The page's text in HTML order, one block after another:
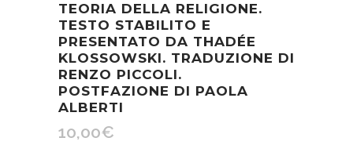
TEORIA DELLA RELIGIONE.
TESTO STABILITO E
PRESENTATO DA THADÉE
KLOSSOWSKI. TRADUZIONE DI
RENZO PICCOLI.
POSTFAZIONE DI PAOLA
ALBERTI
10,00€